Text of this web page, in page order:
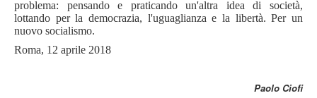
problema: pensando e praticando un'altra idea di società,
lottando per la democrazia, l'uguaglianza e la libertà. Per un
nuovo socialismo.
Roma, 12 aprile 2018
Paolo Ciofi